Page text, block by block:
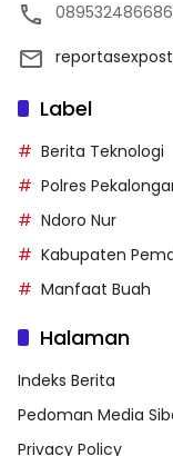
Label
Berita Teknologi
Polres
Ndoro Nur
Kabupaten
Manfaat Buah
Halaman
Indeks Berita
Pedoman Media
Privacy Policy